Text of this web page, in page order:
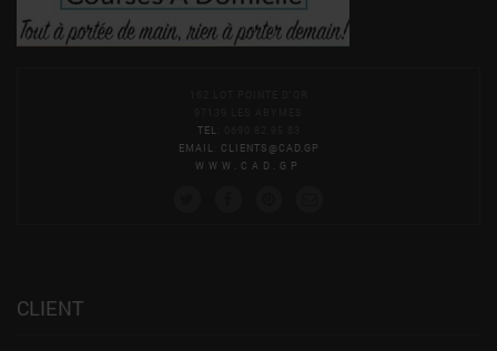
TEL
EMAIL
CLIENTS@CAD.GP
WWW.CAD.GP
CLIENT